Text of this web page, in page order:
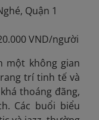
Quận 1
VND/người
một không gian
trí tinh tế và
thoáng đãng,
Các buổi biểu